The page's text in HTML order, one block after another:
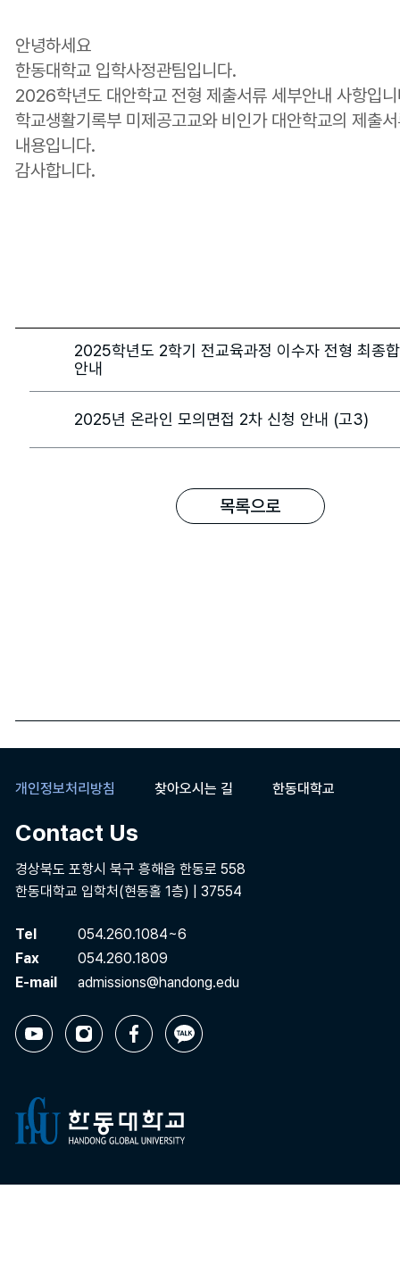
안녕하세요
한동대학교 입학사정관팀입니다.
2026학년도 대안학교 전형 제출서류 세부안내 사항입
학교생활기록부 미제공고교와 비인가 대안학교의 제출
내용입니다.
감사합니다.
2025학년도 2학기 전교육과정 이수자 전형 최종
안내
2025년 온라인 모의면접 2차 신청 안내 (고3)
목록으로
개인정보처리방침 찾아오시는 길 한동대학교
Contact Us
경상북도 포항시 북구 흥해읍 한동로 558
한동대학교 입학처(현동홀 1층) | 37554
Tel
054.260.1084~6
Fax
054.260.1809
E-mail
admissions@handong.edu